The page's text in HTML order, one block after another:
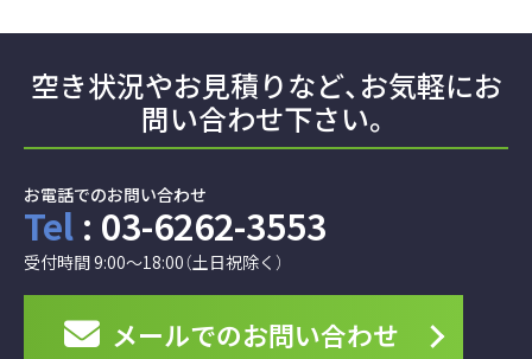
お知らせ 『ビジョンセンター横浜駅東口（Kアリーナ横浜 前） 』
2026年10月1日 オープン! オープニングキャンペーン30％OFF
は天井高4.5mでイベント会場に最適！19階は8部屋の豊
富なバリエーション！先行予約受付中
2026.05.28
お知らせ
2026年10月1日より『ビジョンセンター横浜（西口）』は
『ビジョンセンター横浜駅西口』へと
施設名称を変更させていただきます。詳しくは
2026.04.24
お知らせ 宿泊研修施設（研修会場一体型ホテル）との提携を開始い
空き状況やお見積りなど、お気軽にお
問い合わせ下さい。
お電話でのお問い合わせ
Tel : 03-6262-3553
受付時間 9:00～18:00（土日祝除く）
メールでのお問い合わせ